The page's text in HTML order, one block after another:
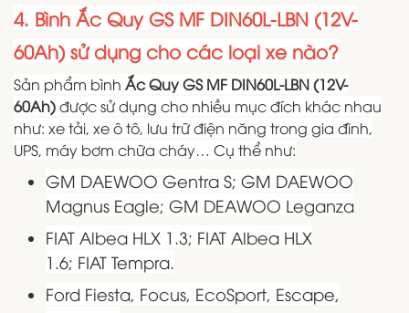
4. Bình Ắc Quy GS MF DIN60L-LBN (12V-
60Ah) sử dụng cho các loại xe nào?
Sản phẩm bình Ắc Quy GS MF DIN60L-LBN (12V-
60Ah)được sử dụng cho nhiều mục đích khác nhau
như: xe tải, xe ô tô, lưu trữ điện năng trong gia đình,
UPS, máy bơm chữa cháy… Cụ thể như:
GM DAEWOO Gentra S; GM DAEWOO
Magnus Eagle; GM DEAWOO Leganza
FIAT Albea HLX 1.3; FIAT Albea HLX
1.6; FIAT Tempra.
Ford Fiesta, Focus, EcoSport, Escape,